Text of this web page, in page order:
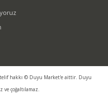
hakkı © Duyu Market'e aittir. Duyu
çoğaltılamaz.